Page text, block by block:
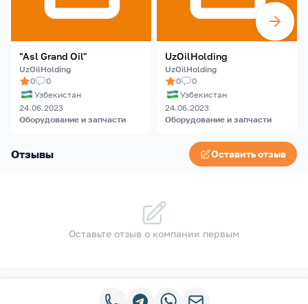
"Asl Grand Oil"
UzOilHolding
0
0
Узбекистан
24.06.2023
Оборудование и запчасти
UzOilHolding
UzOilHolding
0
0
Узбекистан
24.06.2023
Оборудование и запчасти
Отзывы Оставить отзыв
Оставьте отзыв о компании первым